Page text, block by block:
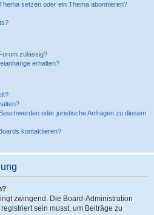
setzen oder ein Thema abonnieren?
zulässig?
erhalten?
oder juristische Anfragen zu diesem
kontaktieren?
zwingend. Die Board-Administration
sein musst, um Beiträge zu